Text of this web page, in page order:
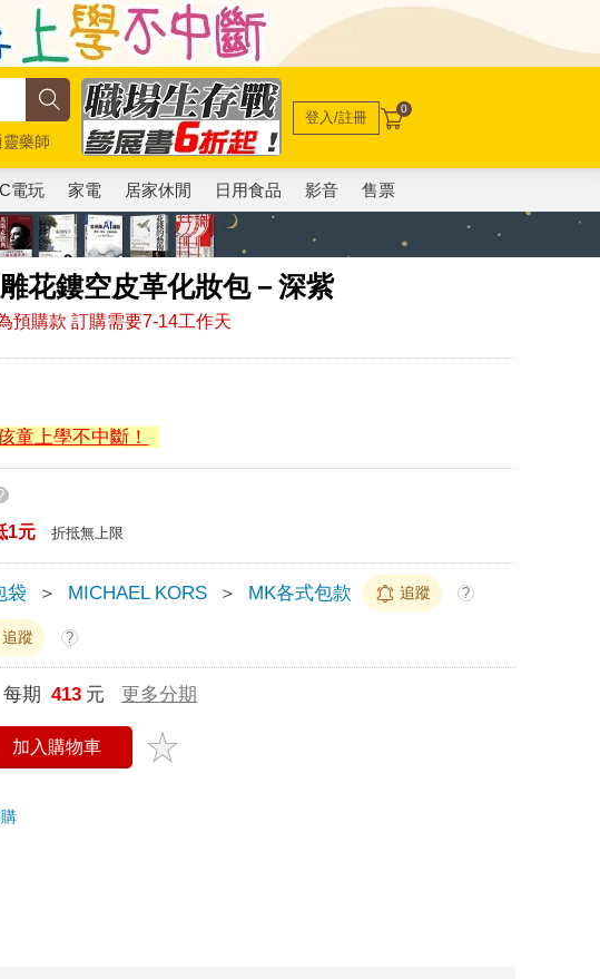
靈藥師
登入/註冊 0
電玩 家電 居家休閒 日用食品 影音 售票
花鏤空皮革化妝包－深紫
預購款 訂購需要7-14工作天
童上學不中斷！
1元 折抵無上限
袋 ＞ MICHAEL KORS ＞ MK各式包款 追蹤 ?
追蹤 ?
期 413 元 更多分期
加入購物車